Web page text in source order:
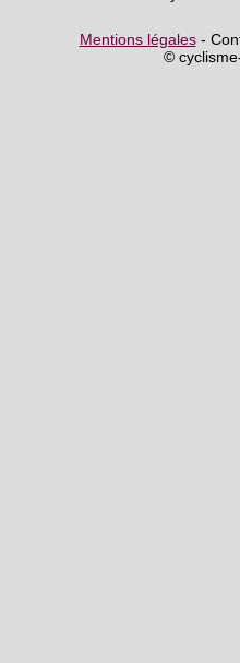
Mentions légales-
©